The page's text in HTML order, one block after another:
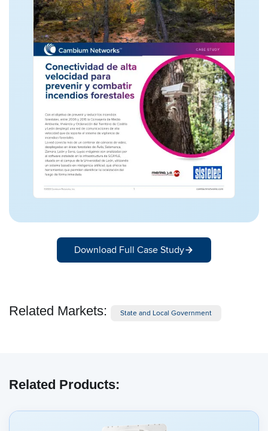
Download Full Case Study
Related Markets: State and Local Government
Related Products: